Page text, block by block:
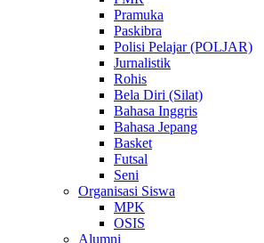
Pramuka
Paskibra
Polisi Pelajar (POLJAR)
Jurnalistik
Rohis
Bela Diri (Silat)
Bahasa Inggris
Bahasa Jepang
Basket
Futsal
Seni
Organisasi Siswa
MPK
OSIS
Alumni